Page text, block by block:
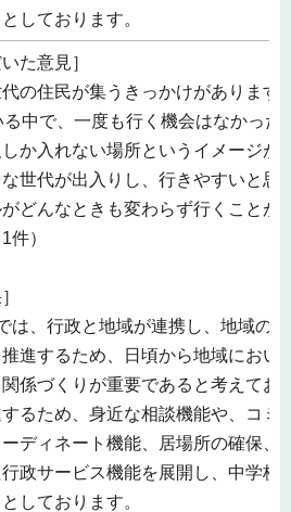
しております。
た意見］
代の住民が集うきっかけがあります
中で、一度も行く機会はなかった
か入れない場所というイメージが
世代が出入りし、行きやすいと思
どんなときも変わらず行くことが
件）
は、行政と地域が連携し、地域の
進するため、日頃から地域におい
係づくりが重要であると考えてお
るため、身近な相談機能や、コミ
ディネート機能、居場所の確保、
政サービス機能を展開し、中学校
しております。